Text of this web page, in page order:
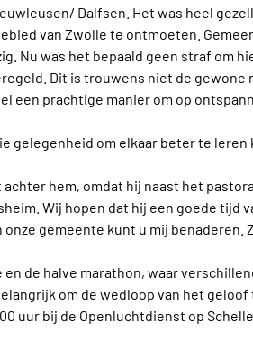
Dalfsen. Het was heel
van Zwolle te ontmoeten.
Nu was het bepaald geen straf om
Dit is trouwens niet de gewone
een prachtige manier om op
gelegenheid om elkaar beter te leren
achter hem, omdat hij naast het
Wij hopen dat hij een goede tijd
gemeente kunt u mij benaderen.
de halve marathon, waar
om de wedloop van het geloof
uur bij de Openluchtdienst op